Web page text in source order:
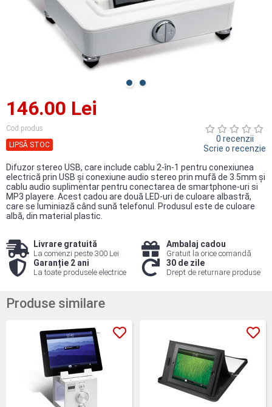
146.00 Lei
Cod produs
LIPSĂ STOC
0 recenzii
Scrie o recenzie
Difuzor stereo USB, care include ​​cablu 2-în-1 pentru conexiunea
electrică prin USB şi conexiune audio stereo prin mufă de 3.5mm şi
cablu audio suplimentar pentru conectarea de smartphone-uri si
MP3 playere. Acest cadou are două LED-uri de culoare albastră,
care se luminiază când sună telefonul. Produsul este de culoare
albă, din material plastic.
Livrare gratuită
La comenzi peste 300 Lei
Ambalaj cadou
Gratuit la orice comandă
Garanție 2 ani
La toate produsele electrice
30 de zile
Drept de returnare produse
Produse similare